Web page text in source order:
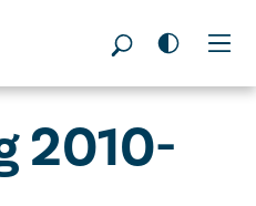
2010-